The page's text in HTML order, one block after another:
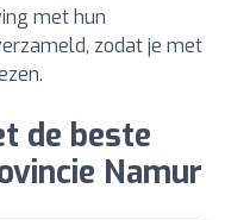
met hun
zodat je met
de beste
Namur